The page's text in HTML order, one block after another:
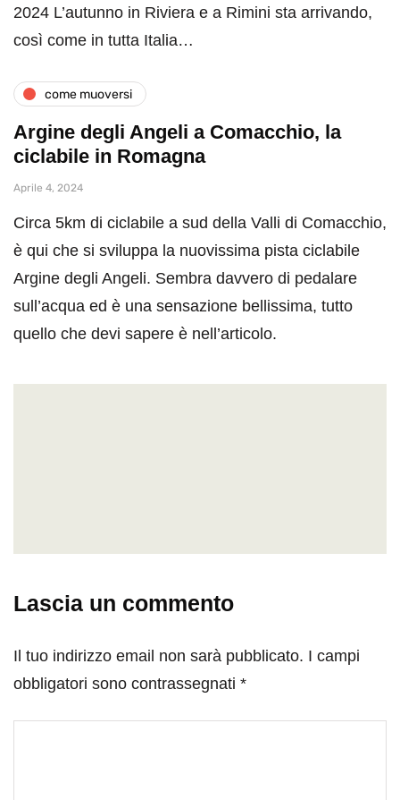
2024 L’autunno in Riviera e a Rimini sta arrivando,
così come in tutta Italia…
come muoversi
Argine degli Angeli a Comacchio, la
ciclabile in Romagna
Aprile 4, 2024
Circa 5km di ciclabile a sud della Valli di Comacchio,
è qui che si sviluppa la nuovissima pista ciclabile
Argine degli Angeli. Sembra davvero di pedalare
sull’acqua ed è una sensazione bellissima, tutto
quello che devi sapere è nell’articolo.
Lascia un commento
Il tuo indirizzo email non sarà pubblicato. I campi
obbligatori sono contrassegnati *